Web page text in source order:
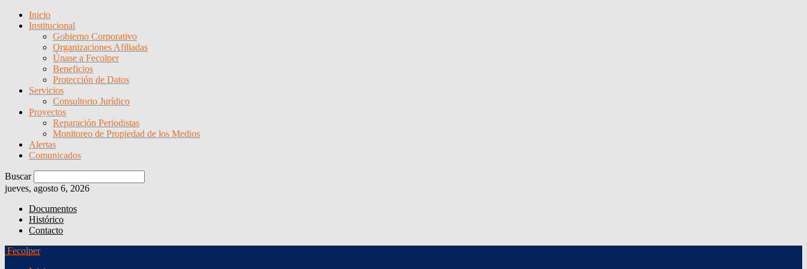
Inicio
Institucional
Gobierno Corporativo
Organizaciones Afiliadas
Únase a Fecolper
Beneficios
Protección de Datos
Servicios
Consultorio Jurídico
Proyectos
Reparación Periodistas
Monitoreo de Propiedad de los Medios
Alertas
Comunicados
Buscar
jueves, agosto 6, 2026
Documentos
Histórico
Contacto
Fecolper